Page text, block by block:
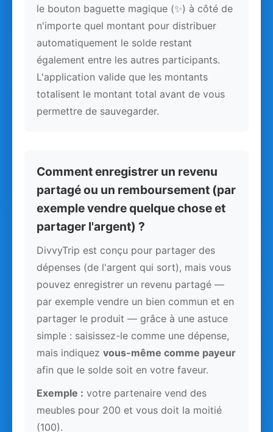
le bouton baguette magique (✨) à côté de
n'importe quel montant pour distribuer
automatiquement le solde restant
également entre les autres participants.
L'application valide que les montants
totalisent le montant total avant de vous
permettre de sauvegarder.
Comment enregistrer un revenu
partagé ou un remboursement (par
exemple vendre quelque chose et
partager l'argent) ?
DivvyTrip est conçu pour partager des
dépenses (de l'argent qui sort), mais vous
pouvez enregistrer un revenu partagé —
par exemple vendre un bien commun et en
partager le produit — grâce à une astuce
simple : saisissez-le comme une dépense,
mais indiquez vous-même comme payeur
afin que le solde soit en votre faveur.
Exemple : votre partenaire vend des
meubles pour 200 et vous doit la moitié
(100).